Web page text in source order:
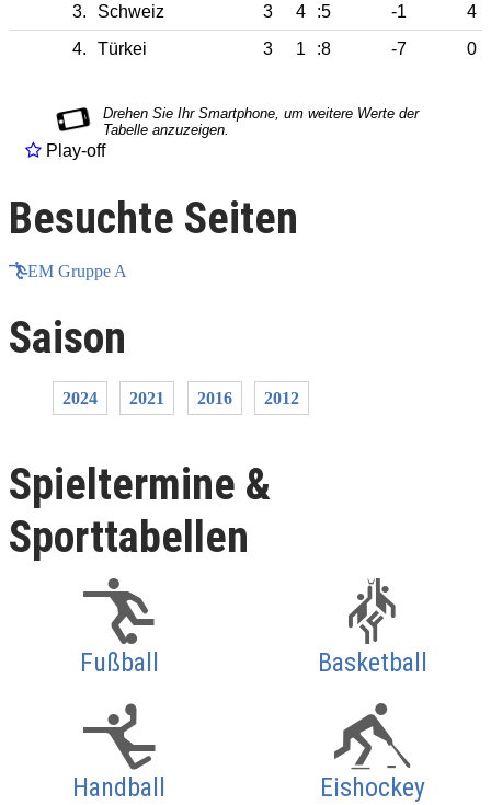
3.
Schweiz 3 4 :5 -1
4
4.
Türkei 3 1 :8 -7 0
Play-off
Besuchte Seiten
EM Gruppe A
Saison
2024 2021 2016 2012
Spieltermine &
Sporttabellen
Fußball Basketball
Handball Eishockey